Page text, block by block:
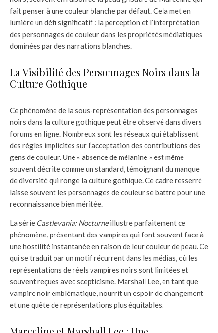
fait penser à une couleur blanche par défaut. Cela met en
lumière un défi significatif : la perception et l’interprétation
des personnages de couleur dans les propriétés médiatiques
dominées par des narrations blanches.
La Visibilité des Personnages Noirs dans la
Culture Gothique
Ce phénomène de la sous-représentation des personnages
noirs dans la culture gothique peut être observé dans divers
forums en ligne. Nombreux sont les réseaux qui établissent
des règles implicites sur l’acceptation des contributions des
gens de couleur. Une « absence de mélanine » est même
souvent décrite comme un standard, témoignant du manque
de diversité qui ronge la culture gothique. Ce cadre resserré
laisse souvent les personnages de couleur se battre pour une
reconnaissance bien méritée.
La série Castlevania: Nocturneillustre parfaitement ce
phénomène, présentant des vampires qui font souvent face à
une hostilité instantanée en raison de leur couleur de peau. Ce
qui se traduit par un motif récurrent dans les médias, où les
représentations de réels vampires noirs sont limitées et
souvent reçues avec scepticisme. Marshall Lee, en tant que
vampire noir emblématique, nourrit un espoir de changement
et une quête de représentations plus équitables.